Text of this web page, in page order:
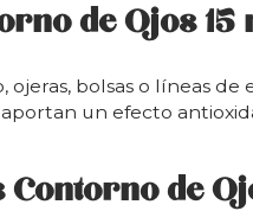
de Ojos 15
bolsas o líneas
un efecto
de